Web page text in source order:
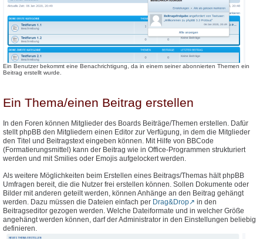
Ein Benutzer bekommt eine Benachrichtigung, da in einem seiner abonnierten Themen ein
Beitrag erstellt wurde.
Ein Thema/einen Beitrag erstellen
In den Foren können Mitglieder des Boards Beiträge/Themen erstellen. Dafür
stellt phpBB den Mitgliedern einen Editor zur Verfügung, in dem die Mitglieder
den Titel und Beitragstext eingeben können. Mit Hilfe von BBCode
(Formatierungsmittel) kann der Beitrag wie in Office-Programmen strukturiert
werden und mit Smilies oder Emojis aufgelockert werden.
Als weitere Möglichkeiten beim Erstellen eines Beitrags/Themas hält phpBB
Umfragen bereit, die die Nutzer frei erstellen können. Sollen Dokumente oder
Bilder mit anderen geteilt werden, können Anhänge an den Beitrag gehängt
werden. Dazu müssen die Dateien einfach per Drag&Drop
in den
Beitragseditor gezogen werden. Welche Dateiformate und in welcher Größe
angehängt werden können, darf der Administrator in den Einstellungen beliebig
definieren.